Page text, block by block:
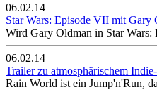
06.02.14
Star Wars: Episode VII mit Gary
Wird Gary Oldman in Star Wars:
06.02.14
Trailer zu atmosphärischem
Rain World ist ein Jump'n'Run,